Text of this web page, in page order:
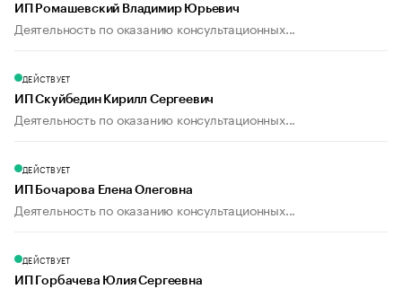
ИП Ромашевский Владимир Юрьевич
Деятельность по оказанию консультационных...
ДЕЙСТВУЕТ
ИП Скуйбедин Кирилл Сергеевич
Деятельность по оказанию консультационных...
ДЕЙСТВУЕТ
ИП Бочарова Елена Олеговна
Деятельность по оказанию консультационных...
ДЕЙСТВУЕТ
ИП Горбачева Юлия Сергеевна